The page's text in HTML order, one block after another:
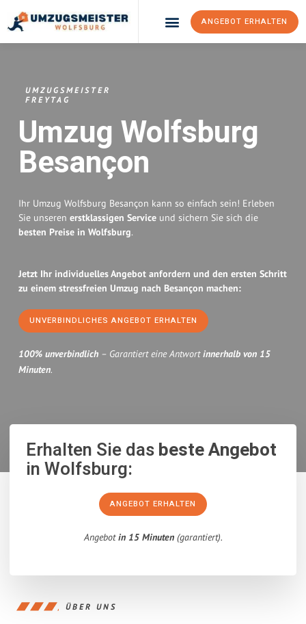
ANGEBOT ERHALTEN
UMZUGSMEISTER
FREYTAG
Umzug Wolfsburg
Besançon
Ihr Umzug Wolfsburg Besançon kann so einfach sein! Erleben
Sie unseren erstklassigen Service und sichern Sie sich die
besten Preise in Wolfsburg.
Jetzt Ihr individuelles Angebot anfordern und den ersten Schritt
zu einem stressfreien Umzug nach Besançon machen:
UNVERBINDLICHES ANGEBOT ERHALTEN
100% unverbindlich – Garantiert eine Antwortinnerhalb von 15
Minuten.
Erhalten Sie dasbeste Angebot
in Wolfsburg:
ANGEBOT ERHALTEN
Angebotin 15 Minuten(garantiert).
ÜBER UNS